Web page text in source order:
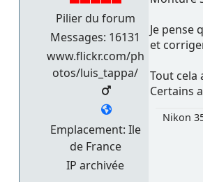
Pilier du forum
Messages: 16131
www.flickr.com/ph
otos/luis_tappa/
Emplacement: Ile
de France
IP archivée
Je pense
et
Tout cela
Certains
Nikon